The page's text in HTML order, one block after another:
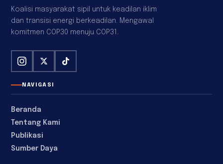
Koalisi masyarakat sipil untuk keadilan iklim
dan transisi energi berkeadilan. Mengawal
komitmen COP30 menuju COP31.
NAVIGASI
Beranda
Tentang Kami
Publikasi
Sumber Daya